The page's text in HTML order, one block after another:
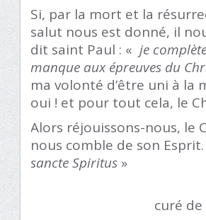
Si, par la mort et la
salut nous est donné, il
dit saint Paul : «je
manque aux épreuves du
ma volonté d’être uni à la
oui ! et pour tout cela, le
Alors réjouissons-nous, le
nous comble de son
sancte Spiritus »
curé